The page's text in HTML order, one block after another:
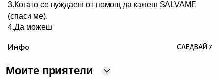
3.Когато се нуждаеш от помощ да кажеш SALVAME
(спаси ме).
4.Да можеш
5.Да не преставаш да казваш ASY SOY YO (това съм
6.Да пожелаеш FELIZ CUMPEANOS (ЧРД) на твой
Инфо СЛЕДВАЙ7
Моите приятели